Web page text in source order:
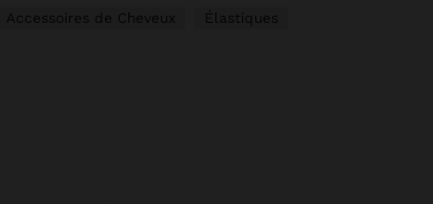
Accessoires de Cheveux Élastiques